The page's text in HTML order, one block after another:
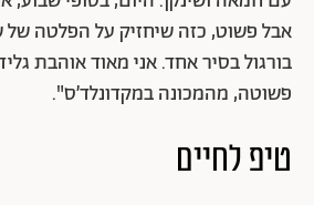
אבל פשוט, כזה שיחזיק על הפלטה
בורגול בסיר אחד. אני מאוד אוהבת
פשוטה, מהמכונה במקדונלד׳ס".
טיפ לחיים